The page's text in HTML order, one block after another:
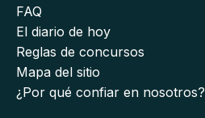
FAQ
El diario de hoy
Reglas de concursos
Mapa del sitio
¿Por qué confiar en nosotros?